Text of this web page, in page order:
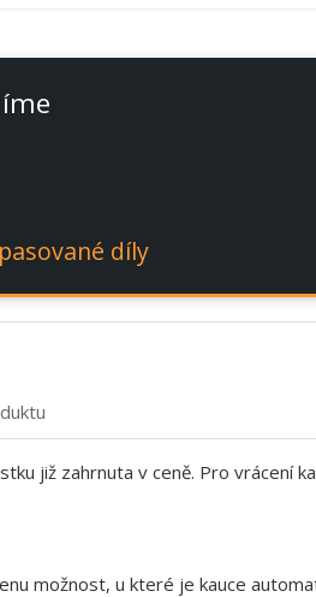
díly
již zahrnuta v ceně. Pro vrácení
možnost, u které je kauce